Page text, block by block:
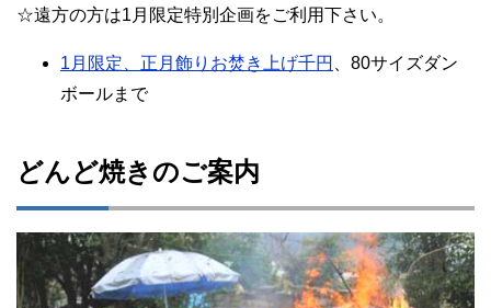
☆遠方の方は1月限定特別企画をご利用下さい。
1月限定、正月飾りお焚き上げ千円
、80サイズダン
ボールまで
どんど焼きのご案内